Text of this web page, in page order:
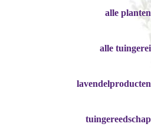
alle planten
alle tuingerei
lavendelproducten
tuingereedschap